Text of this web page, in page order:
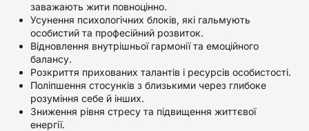
заважають жити повноцінно.
Усунення психологічних блоків, які гальмують
особистий та професійний розвиток.
Відновлення внутрішньої гармонії та емоційного
балансу.
Розкриття прихованих талантів і ресурсів особистості.
Поліпшення стосунків з близькими через глибоке
розуміння себе й інших.
Зниження рівня стресу та підвищення життєвої
енергії.